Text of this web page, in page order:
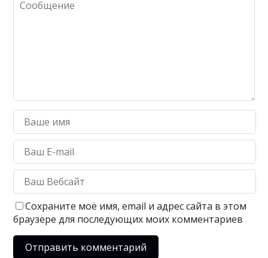
Сохраните моё имя, email и адрес сайта в этом
браузере для последующих моих комментариев